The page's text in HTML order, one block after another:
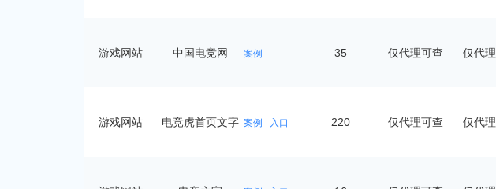
游戏网站 中国电竞网 案例 35 仅代理可查 仅代
游戏网站
电竞虎首页文字 案例 入口 220 仅代理可查 仅代